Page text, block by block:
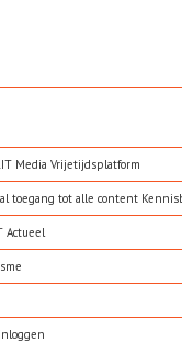
Media Vrijetijdsplatform
toegang tot alle content
Actueel